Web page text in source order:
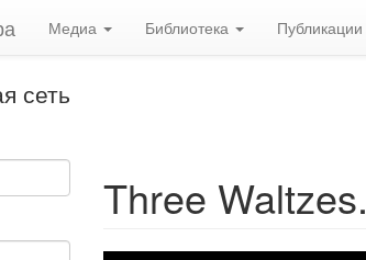
Медиа Библиотека Публикации
сеть
Three Waltzes.